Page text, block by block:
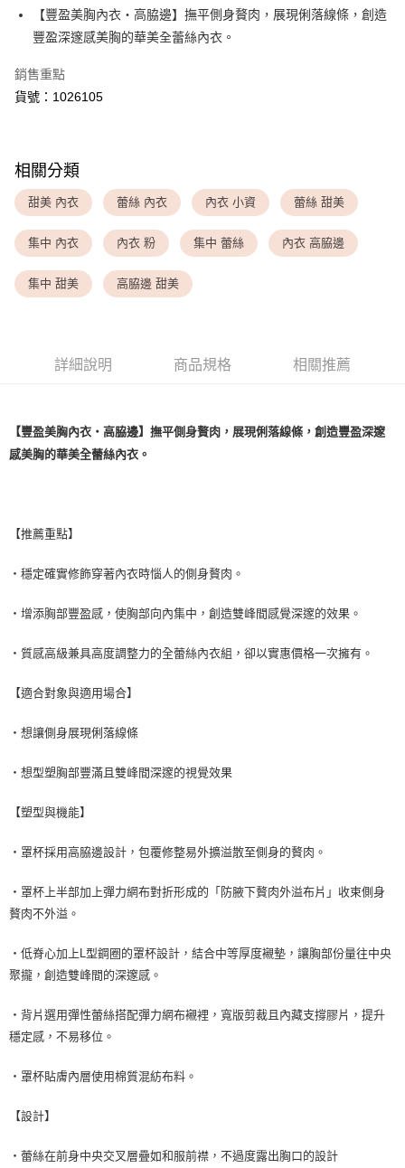
Apple Pay
全家取貨付款
每筆NT$80，滿NT$1,500(含以上)免運費
<無合作配送請勿選取>萊爾富取貨付款
<無合作配送請勿選取>付款後萊爾富取貨
每筆NT$9,999
付款後7-11取貨
黑貓宅配
每筆NT$100，滿NT$1,500(含以上)免運費
【豐盈美胸內衣・高脇邊】撫平側身贅肉，展現俐落線條，創造
豐盈深邃感美胸的華美全蕾絲內衣。
銷售重點
貨號：1026105
相關分類
甜美 內衣 蕾絲 內衣 內衣 小資 蕾絲 甜美
集中 內衣 內衣 粉 集中 蕾絲 內衣 高脇邊
集中 甜美 高脇邊 甜美
詳細說明 商品規格 相關推薦
【豐盈美胸內衣・高脇邊】撫平側身贅肉，展現俐落線條，創造豐盈深邃
感美胸的華美全蕾絲內衣。
【推薦重點】
・穩定確實修飾穿著內衣時惱人的側身贅肉。
・增添胸部豐盈感，使胸部向內集中，創造雙峰間感覺深邃的效果。
・質感高級兼具高度調整力的全蕾絲內衣組，卻以實惠價格一次擁有。
【適合對象與適用場合】
・想讓側身展現俐落線條
・想型塑胸部豐滿且雙峰間深邃的視覺效果
【塑型與機能】
・罩杯採用高脇邊設計，包覆修整易外擴溢散至側身的贅肉。
・罩杯上半部加上彈力網布對折形成的「防腋下贅肉外溢布片」收束側身
贅肉不外溢。
・低脊心加上L型鋼圈的罩杯設計，結合中等厚度襯墊，讓胸部份量往中央
聚攏，創造雙峰間的深邃感。
・背片選用彈性蕾絲搭配彈力網布襯裡，寬版剪裁且內藏支撐膠片，提升
穩定感，不易移位。
・罩杯貼膚內層使用棉質混紡布料。
【設計】
・蕾絲在前身中央交叉層疊如和服前襟，不過度露出胸口的設計